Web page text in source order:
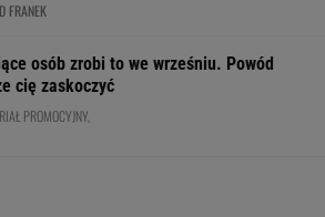
FRANEK
osób zrobi to we wrześniu. Powód
cię zaskoczyć
PROMOCYJNY,